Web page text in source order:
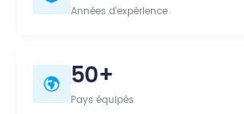
Années d’expérience
50+
Pays équipés